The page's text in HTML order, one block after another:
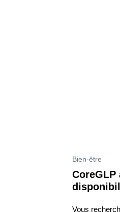
Bien-être
Vous